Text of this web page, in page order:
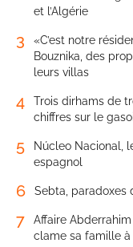
et l’Algérie
3
«C’est notre
Bouznika, des
leurs villas
4
Trois dirhams de
chiffres sur le gasoil
5
Núcleo Nacional,
espagnol
6 Sebta, paradoxes
7
Affaire
clame sa famille à